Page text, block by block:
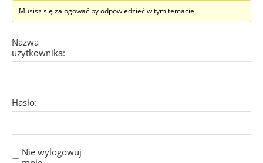
Musisz się zalogować by odpowiedzieć w tym temacie.
Nazwa
użytkownika:
Hasło:
Nie wylogowuj